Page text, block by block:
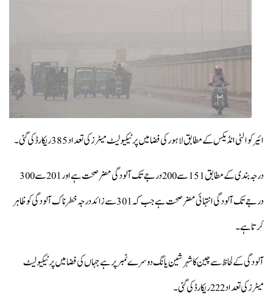
ائیرکوالٹی انڈیکس کے مطابق لاہور کی فضا میں پرٹیکیولیٹ میٹرز کی تعداد 385 ریکارڈ کی گئی۔
درجہ بندی کے مطابق 151 سے200 درجے تک آلودگی مضر صحت ہے اور 201 سے 300
درجے تک آلودگی انتہائی مضر صحت ہے جب کہ 301 سے زائد درجہ خطرناک آلودگی کو ظاہر
کرتا ہے۔
آلودگی کے لحاظ سے چین کا شہر شین یانگ دوسرے نمبر پر ہے جہاں کی فضا میں پرٹیکیولیٹ
میٹرز کی تعداد 222 ریکارڈ کی گئی۔